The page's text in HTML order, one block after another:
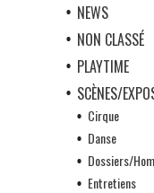
NEWS
NON CLASSÉ
PLAYTIME
SCÈNES/
Cirque
Danse
Dossiers/
Entretiens